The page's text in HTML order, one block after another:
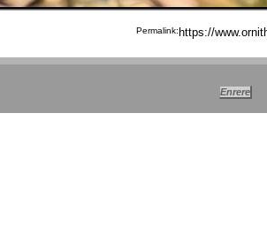
Permalink: